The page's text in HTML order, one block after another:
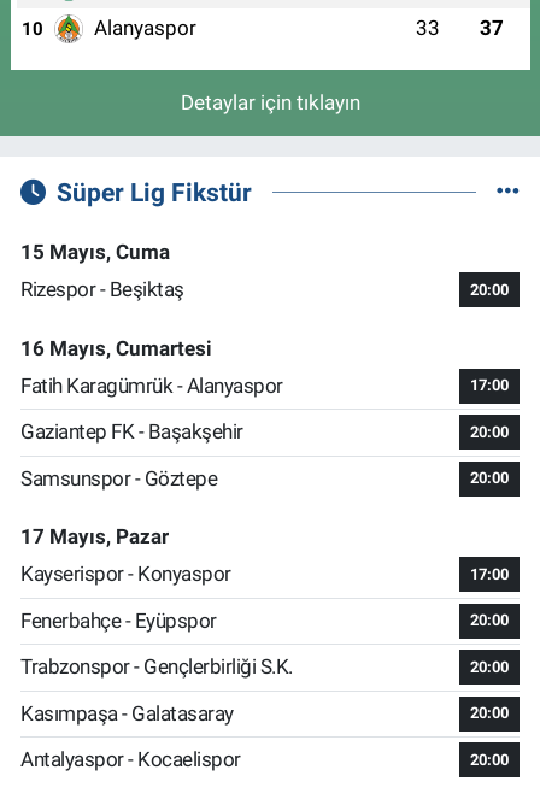
10 Alanyaspor 33 37
Detaylar için tıklayın
Süper Lig Fikstür
15 Mayıs, Cuma
Rizespor - Beşiktaş
20:00
16 Mayıs, Cumartesi
Fatih Karagümrük - Alanyaspor
17:00
Gaziantep FK - Başakşehir 20:00
Samsunspor - Göztepe 20:00
17 Mayıs, Pazar
Kayserispor - Konyaspor
17:00
Fenerbahçe - Eyüpspor 20:00
Trabzonspor - Gençlerbirliği S.K. 20:00
Kasımpaşa - Galatasaray 20:00
Antalyaspor - Kocaelispor 20:00